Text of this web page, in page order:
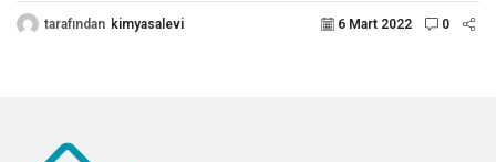
tarafından kimyasalevi 6 Mart 2022 0